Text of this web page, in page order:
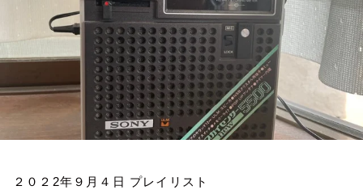
２０２ 2年９月４日 プレイリスト